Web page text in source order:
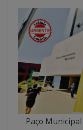
Paço